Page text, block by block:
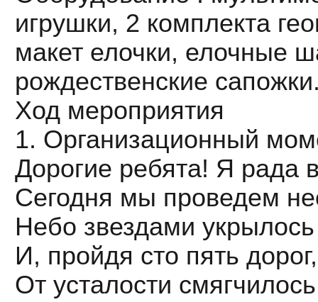
игрушки, 2 комплекта
макет елочки, елочные
рождественские
Ход мероприятия
1. Организационный
Дорогие ребята! Я рада
Сегодня мы проведем
Небо звездами укрылось
И, пройдя сто пять дорог,
От усталости